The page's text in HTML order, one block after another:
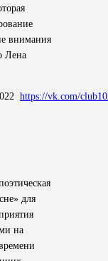
внимания
Лена
https://vk.com/
для
на